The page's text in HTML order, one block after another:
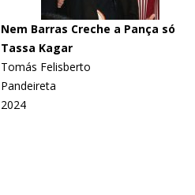
Nem Barras Creche a Pança só
Tassa Kagar
Tomás Felisberto
Pandeireta
2024